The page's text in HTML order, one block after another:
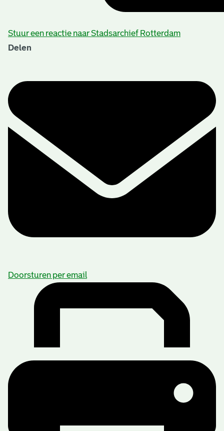
Stuur een reactie naar Stadsarchief Rotterdam
Delen
Doorsturen per email